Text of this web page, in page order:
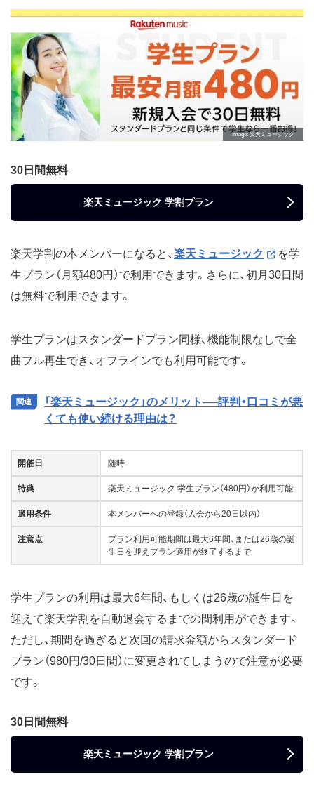
Image 楽天ミュージック
30日間無料
楽天ミュージック 学割プラン
楽天学割の本メンバーになると、 楽天ミュージック
を学
生プラン（月額480円）で利用できます。さらに、初月30日間
は無料で利用できます。
学生プランはスタンダードプラン同様、機能制限なしで全
曲フル再生でき、オフラインでも利用可能です。
「楽天ミュージック」のメリット──評判・口コミが悪
くても使い続ける理由は？
開催日 随時
特典 楽天ミュージック 学生プラン（480円）が利用可能
適用条件 本メンバーへの登録（入会から20日以内）
注意点
プラン利用可能期間は最大6年間、または26歳の誕
生日を迎えプラン適用が終了するまで
学生プランの利用は最大6年間、もしくは26歳の誕生日を
迎えて楽天学割を自動退会するまでの間利用ができます。
ただし、期間を過ぎると次回の請求金額からスタンダード
プラン（980円/30日間）に変更されてしまうので注意が必要
です。
30日間無料
楽天ミュージック 学割プラン